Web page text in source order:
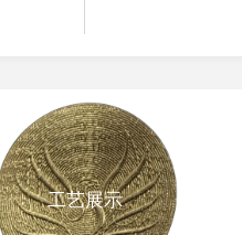
工艺展示